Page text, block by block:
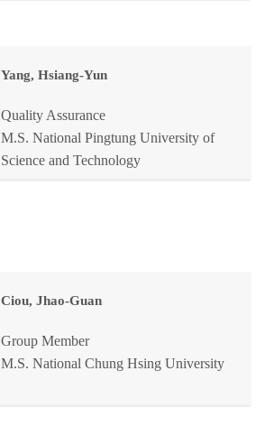
Yang, Hsiang-Yun
Quality Assurance
M.S. National Pingtung University of
Science and Technology
Ciou, Jhao-Guan
Group Member
M.S. National Chung Hsing University